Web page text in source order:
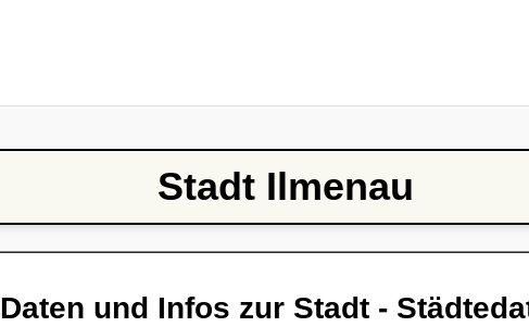
Stadt Ilmenau
Daten und Infos zur Stadt -